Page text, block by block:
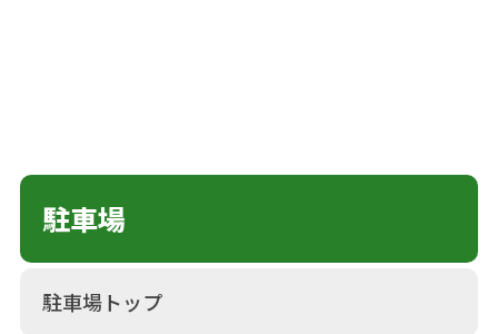
駐車場
駐車場トップ